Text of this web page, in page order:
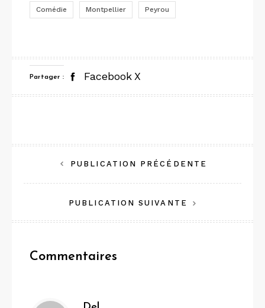
Comédie Montpellier Peyrou
Partager : FacebookX
Navigation
de
l’article
PUBLICATION PRÉCÉDENTE
PUBLICATION SUIVANTE
Commentaires